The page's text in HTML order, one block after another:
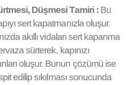
Düşmesi Tamiri : Bu
sert kapatmanızla oluşur.
akıllı vidaları sert kapanma
sürterek, kapınızı
oluşur. Bunun çözümü ise
edilip sıkılması sonucunda